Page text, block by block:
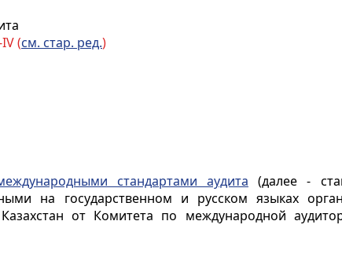
(см. стар. ред.)
стандартами аудита (далее -
на государственном и русском языках
от Комитета по международной